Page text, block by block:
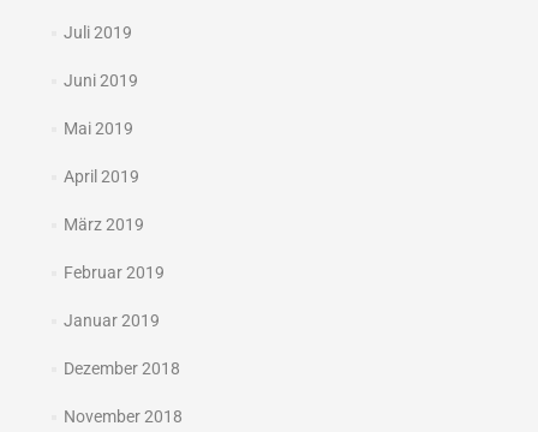
Juli 2019
Juni 2019
Mai 2019
April 2019
März 2019
Februar 2019
Januar 2019
Dezember 2018
November 2018